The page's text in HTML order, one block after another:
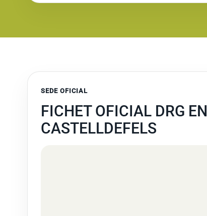
SEDE OFICIAL
FICHET OFICIAL DRG EN
CASTELLDEFELS